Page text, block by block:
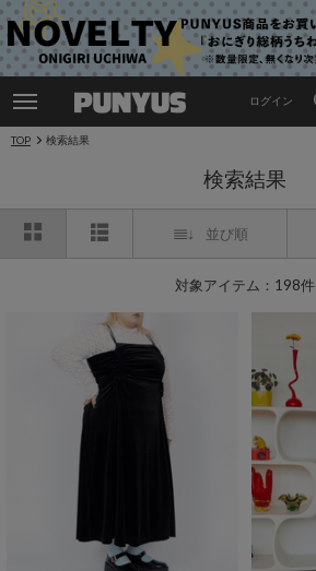
ログイン
TOP 検索結果
検索結果
並び順
対象アイテム：198件